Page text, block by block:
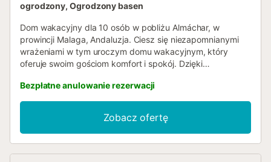
ogrodzony, Ogrodzony basen
Dom wakacyjny dla 10 osób w pobliżu Almáchar, w
prowincji Malaga, Andaluzja. Ciesz się niezapomnianymi
wrażeniami w tym uroczym domu wakacyjnym, który
oferuje swoim gościom komfort i spokój. Dzięki
zabezpieczającym jest to idealne miejsce dla rodzin z
dziećmi. Wnętrze domu jest przytulne i przestronne, a
ciepły salon wyposażony jest w wygodne sofy i kominek,
idealny do relaksu. Dom ma pięć sypialni i dwie łazienki,
które doskonale spełniają swoją funkcję, zapewniając
Bezpłatne anulowanie rezerwacji
Zobacz ofertę